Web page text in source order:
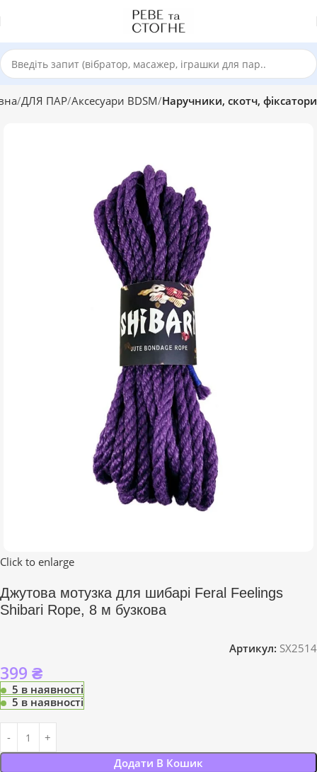
ДЛЯ ПАР Аксесуари BDSM Наручники, скотч, фіксатори
Click to enlarge
Джутова мотузка для шибарі Feral Feelings
Shibari Rope, 8 м бузкова
Артикул: SX2514
399 ₴
5 в наявності
5 в наявності
Додати В Кошик